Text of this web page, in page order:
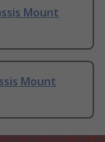
Mount
Mount